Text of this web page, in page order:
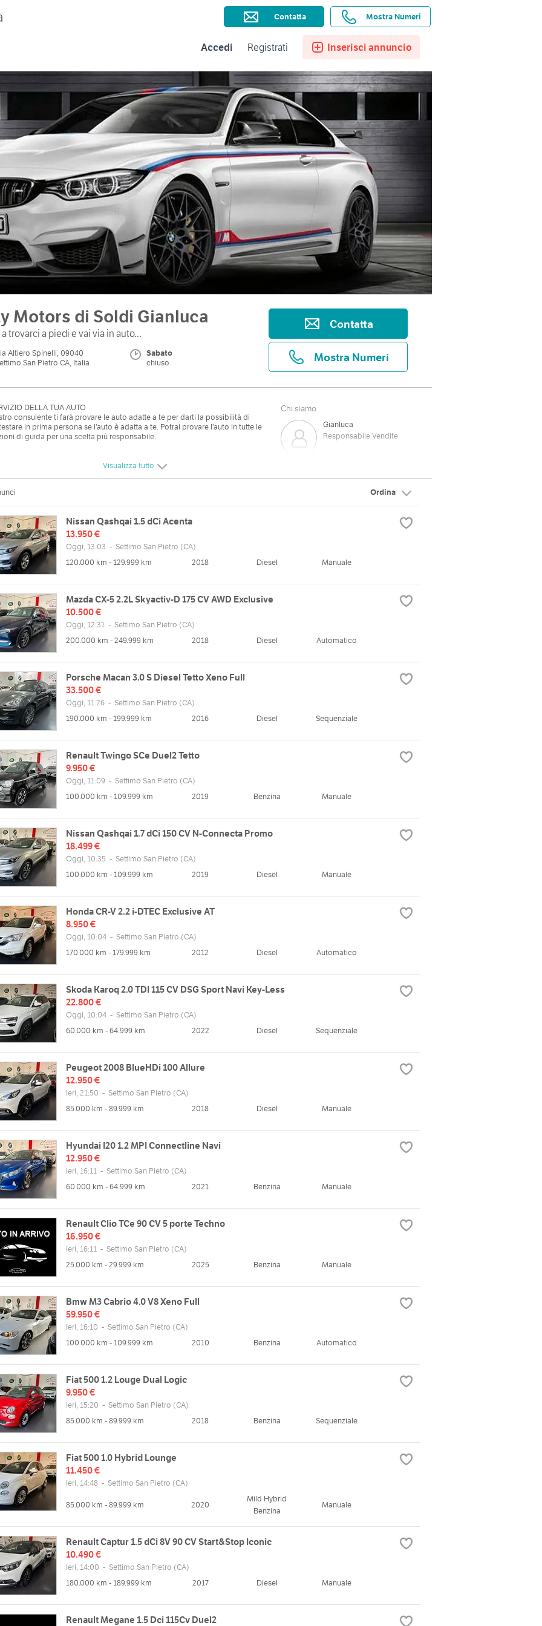
Subito per le Aziende Assistenza Ricerche salvate Preferiti
Accedi Registrati Inserisci annuncio
Contatta Mostra Numeri
Motors di Soldi Gianluca
trovarci a piedi e vai via in auto...
Altiero Spinelli, 09040
San Pietro CA, Italia
Sabato
chiuso
Contatta
Mostra Numeri
DELLA TUA AUTO
consulente ti farà provare le auto adatte a te per darti la possibilità di
in prima persona se l’auto è adatta a te. Potrai provare l’auto in tutte le
di guida per una scelta più responsabile.
personalizzati sino a 84 Mesi
SCEGLIERE NOI?
personalizzare la tua auto
Controlli prima della consegna
e Sanificazione
spiacevole sorpresa!
noi avrai la sicurezza di poter acquistare un veicolo garantito fino a 36
Chi siamo
Gianluca
Responsabile Vendite
Amministrazione
Spinelli, 09040 Settimo San
Italia
Mappa
motors.it
Lun
09:00 - 13:00 | 15:30 - 19:30
Mer
09:00 - 13:00 | 15:30 - 19:30
Gio
09:00 - 13:00 | 15:30 - 19:30
Visualizza tutto
Ordina
Nissan Qashqai 1.5 dCi Acenta
13.950 €
Oggi, 13:03 - Settimo San Pietro (CA)
120.000 km - 129.999 km
2018 Diesel Manuale
Mazda CX-5 2.2L Skyactiv-D 175 CV AWD Exclusive
10.500 €
Oggi, 12:31 - Settimo San Pietro (CA)
200.000 km - 249.999 km
2018 Diesel Automatico
Porsche Macan 3.0 S Diesel Tetto Xeno Full
33.500 €
Oggi, 11:26 - Settimo San Pietro (CA)
190.000 km - 199.999 km
2016 Diesel Sequenziale
Renault Twingo SCe Duel2 Tetto
9.950 €
Oggi, 11:09 - Settimo San Pietro (CA)
100.000 km - 109.999 km
2019 Benzina Manuale
Nissan Qashqai 1.7 dCi 150 CV N-Connecta Promo
18.499 €
Oggi, 10:35 - Settimo San Pietro (CA)
100.000 km - 109.999 km
2019 Diesel Manuale
Honda CR-V 2.2 i-DTEC Exclusive AT
8.950 €
Oggi, 10:04 - Settimo San Pietro (CA)
170.000 km - 179.999 km
2012 Diesel Automatico
Skoda Karoq 2.0 TDI 115 CV DSG Sport Navi Key-Less
22.800 €
Oggi, 10:04 - Settimo San Pietro (CA)
60.000 km - 64.999 km
2022 Diesel Sequenziale
Peugeot 2008 BlueHDi 100 Allure
12.950 €
Ieri, 21:50 - Settimo San Pietro (CA)
85.000 km - 89.999 km
2018 Diesel Manuale
Hyundai I20 1.2 MPI Connectline Navi
12.950 €
Ieri, 16:11 - Settimo San Pietro (CA)
60.000 km - 64.999 km
2021 Benzina Manuale
Renault Clio TCe 90 CV 5 porte Techno
16.950 €
Ieri, 16:11 - Settimo San Pietro (CA)
25.000 km - 29.999 km
2025 Benzina Manuale
Bmw M3 Cabrio 4.0 V8 Xeno Full
59.950 €
Ieri, 16:10 - Settimo San Pietro (CA)
100.000 km - 109.999 km
2010 Benzina Automatico
Fiat 500 1.2 Louge Dual Logic
9.950 €
Ieri, 15:20 - Settimo San Pietro (CA)
85.000 km - 89.999 km
2018 Benzina Sequenziale
Fiat 500 1.0 Hybrid Lounge
11.450 €
Ieri, 14:48 - Settimo San Pietro (CA)
85.000 km - 89.999 km 2020
Mild Hybrid
Benzina
Manuale
Renault Captur 1.5 dCi 8V 90 CV Start&Stop Iconic
10.490 €
Ieri, 14:00 - Settimo San Pietro (CA)
180.000 km - 189.999 km
2017 Diesel Manuale
Renault Megane 1.5 Dci 115Cv Duel2